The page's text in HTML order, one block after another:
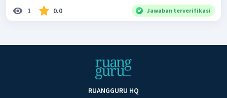
1 0.0 Jawaban terverifikasi
RUANGGURU HQ